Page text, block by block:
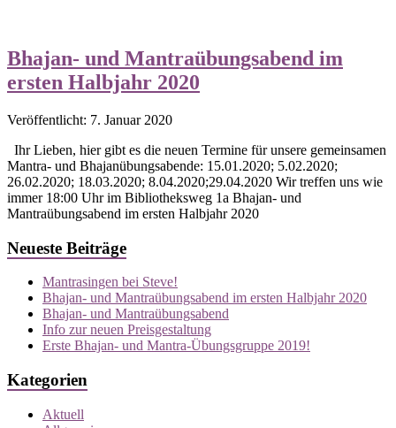
Bhajan- und Mantraübungsabend im
ersten Halbjahr 2020
Veröffentlicht: 7. Januar 2020
Ihr Lieben, hier gibt es die neuen Termine für unsere gemeinsamen
Mantra- und Bhajanübungsabende: 15.01.2020; 5.02.2020;
26.02.2020; 18.03.2020; 8.04.2020;29.04.2020 Wir treffen uns wie
immer 18:00 Uhr im Bibliotheksweg 1a Bhajan- und
Mantraübungsabend im ersten Halbjahr 2020
Neueste Beiträge
Mantrasingen bei Steve!
Bhajan- und Mantraübungsabend im ersten Halbjahr 2020
Bhajan- und Mantraübungsabend
Info zur neuen Preisgestaltung
Erste Bhajan- und Mantra-Übungsgruppe 2019!
Kategorien
Aktuell